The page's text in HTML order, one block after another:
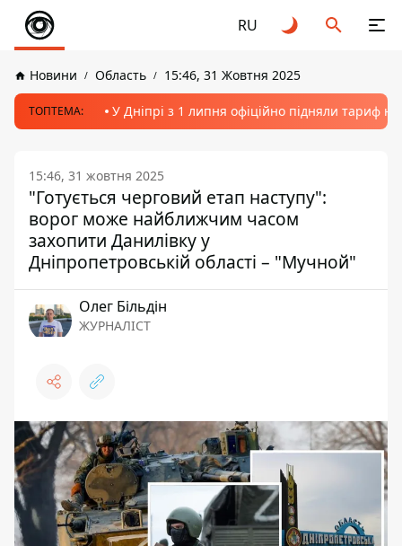
RU
Новини Область 15:46, 31 Жовтня 2025
ТОПТЕМА: У Дніпрі з 1 липня офіційно підняли тариф
15:46, 31 жовтня 2025
"Готується черговий етап наступу":
ворог може найближчим часом
захопити Данилівку у
Дніпропетровській області – "Мучной"
Олег Більдін
ЖУРНАЛІСТ